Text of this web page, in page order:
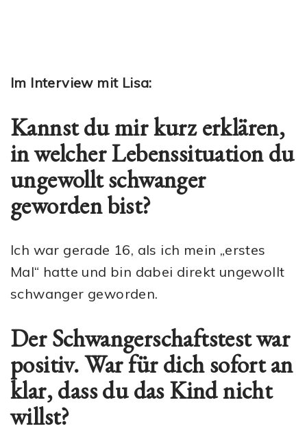
Im Interview mit Lisa:
Kannst du mir kurz erklären,
in welcher Lebenssituation du
ungewollt schwanger
geworden bist?
Ich war gerade 16, als ich mein „erstes
Mal“ hatte und bin dabei direkt ungewollt
schwanger geworden.
Der Schwangerschaftstest war
positiv. War für dich sofort an
klar, dass du das Kind nicht
willst?